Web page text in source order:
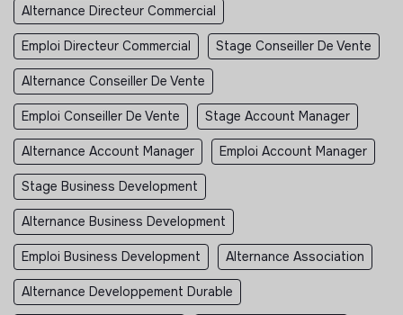
Alternance Directeur Commercial
Emploi Directeur Commercial Stage Conseiller De Vente
Alternance Conseiller De Vente
Emploi Conseiller De Vente Stage Account Manager
Alternance Account Manager Emploi Account Manager
Stage Business Development
Alternance Business Development
Emploi Business Development Alternance Association
Alternance Developpement Durable